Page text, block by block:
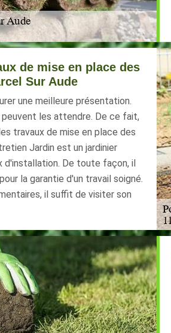
de mise en place des
Sur Aude
une meilleure présentation.
peuvent les attendre. De ce fait,
travaux de mise en place des
Jardin est un jardinier
d'installation. De toute façon, il
la garantie d'un travail soigné.
il suffit de visiter son